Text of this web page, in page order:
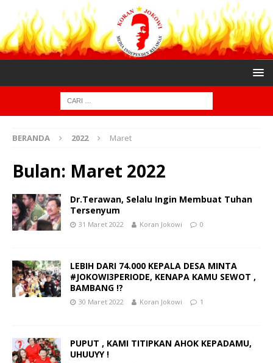
BERANDA 2022 Maret
Bulan: Maret 2022
Dr.Terawan, Selalu Ingin Membuat Tuhan
Tersenyum
31 Maret 2022 Koran Jokowi 0
LEBIH DARI 74.000 KEPALA DESA MINTA
#JOKOWI3PERIODE, KENAPA KAMU SEWOT ,
BAMBANG !?
30 Maret 2022 Koran Jokowi 1
PUPUT , KAMI TITIPKAN AHOK KEPADAMU,
UHUUYY !